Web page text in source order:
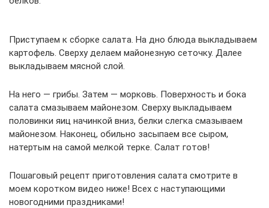
Приступаем к сборке салата. На дно блюда выкладываем
картофель. Сверху делаем майонезную сеточку. Далее
выкладываем мясной слой.
На него — грибы. Затем — морковь. Поверхность и бока
салата смазываем майонезом. Сверху выкладываем
половинки яиц начинкой вниз, белки слегка смазываем
майонезом. Наконец, обильно засыпаем все сыром,
натертым на самой мелкой терке. Салат готов!
Пошаговый рецепт приготовления салата смотрите в
моем коротком видео ниже! Всех с наступающими
новогодними праздниками!